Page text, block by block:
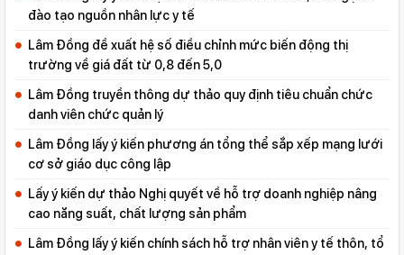
đào tạo nguồn nhân lực y tế
Lâm Đồng đề xuất hệ số điều chỉnh mức biến động thị
trường về giá đất từ 0,8 đến 5,0
Lâm Đồng truyền thông dự thảo quy định tiêu chuẩn chức
danh viên chức quản lý
Lâm Đồng lấy ý kiến phương án tổng thể sắp xếp mạng lưới
cơ sở giáo dục công lập
Lấy ý kiến dự thảo Nghị quyết về hỗ trợ doanh nghiệp nâng
cao năng suất, chất lượng sản phẩm
Lâm Đồng lấy ý kiến chính sách hỗ trợ nhân viên y tế thôn, tổ